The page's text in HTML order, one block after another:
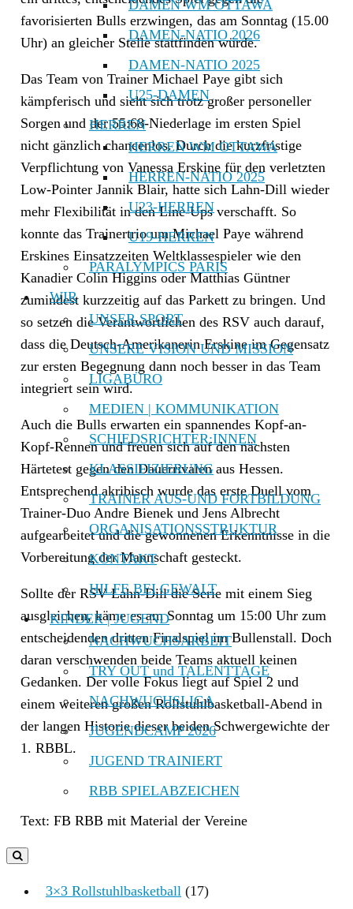
DAMEN WM OTTAWA
DAMEN-NATIO 2026
DAMEN-NATIO 2025
U25-DAMEN
HERREN
HERREN WM OTTAWA
HERREN-NATIO 2025
U23-HERREN
U19-HERREN
PARALYMPICS PARIS
WIR
UNSER SPORT
UNSERE VISION UND MISSION
LIGABÜRO
MEDIEN | KOMMUNIKATION
SCHIEDSRICHTER:INNEN
KLASSIFIZIERUNG
TRAINER AUS-UND FORTBILDUNG
ORGANISATIONSSTRUKTUR
KONTAKT
HILFE BEI GEWALT
KINDER | JUGEND
NACHWUCHSARBEIT
TRY OUT und TALENTTAGE
NACHWUCHSLIGA
JUGENDCAMP 2026
JUGEND TRAINIERT
RBB SPIELABZEICHEN
favorisierten Bulls erzwingen, das am Sonntag (15.00
Uhr) an gleicher Stelle stattfinden würde.
Das Team von Trainer Michael Paye gibt sich
kämpferisch und sieht sich trotz großer personeller
Sorgen und der 55:68-Niederlage im ersten Spiel
nicht gänzlich chancenlos. Durch die kurzfristige
Verpflichtung von Vanessa Erskine für den verletzten
Low-Pointer Jannik Blair, hatte sich Lahn-Dill wieder
mehr Flexibilität in den Line-Ups verschafft. So
konnte das Trainertrio um Michael Paye während
Erskines Einsatzzeiten Weltklassespieler wie den
Kanadier Colin Higgins oder Matthias Güntner
zumindest kurzzeitig auf das Parkett zu bringen. Und
so setzen die Verantwortlichen des RSV auch darauf,
dass die Deutsch-Amerikanerin Erskine im Gegensatz
zur ersten Begegnung dann noch besser in das Team
integriert sein wird.
Auch die Bulls erwarten ein spannendes Kopf-an-
Kopf-Rennen und freuen sich auf den nächsten
Härtetest gegen den Dauerrivalen aus Hessen.
Entsprechend akribisch wurde das erste Duell vom
Trainer-Duo Andre Bienek und Jens Albrecht
aufgearbeitet und die gewonnenen Erkenntnisse in die
Vorbereitung der Mannschaft gesteckt.
Sollte der RSV Lahn-Dill die Serie mit einem Sieg
ausgleichen, käme es am Sonntag um 15:00 Uhr zum
entscheidenden dritten Finalspiel im Bullenstall. Doch
daran verschwenden beide Teams aktuell keinen
Gedanken. Der volle Fokus liegt auf Spiel 2 und
einem weiteren großen Rollstuhlbasketball-Abend in
der langen Historie dieser beiden Schwergewichte der
1. RBBL.
Text: FB RBB mit Material der Vereine
3×3 Rollstuhlbasketball (17)